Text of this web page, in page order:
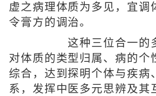
虚之病理体质为多见，宜调
令膏方的调治。
这种三位合一的
对体质的类型归属、病的个
综合，达到探明个体与疾病
系，发挥中医多元思辨及其